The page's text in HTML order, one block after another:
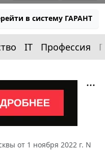
в систему ГАРАНТ
IT Профессия
от 1 ноября 2022 г. N